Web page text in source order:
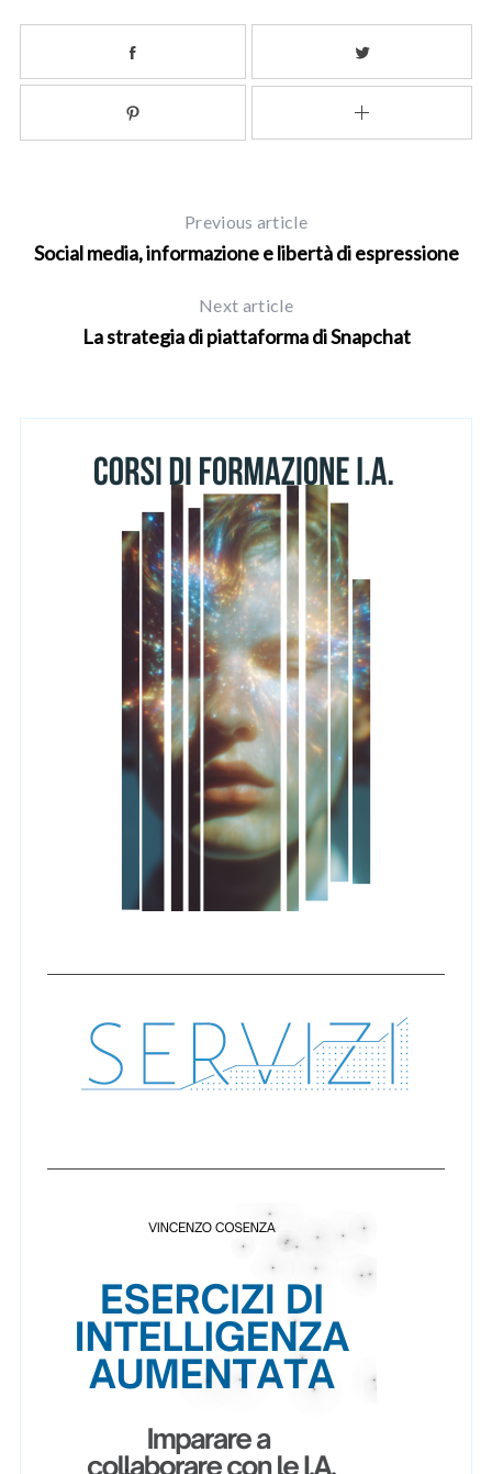
Previous article
Social media, informazione e libertà di espressione
Next article
La strategia di piattaforma di Snapchat